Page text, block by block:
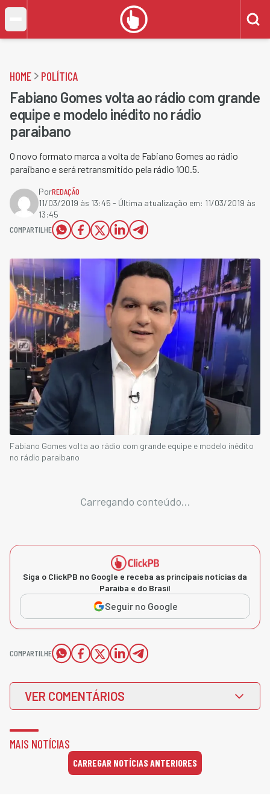
HOME POLÍTICA
Fabiano Gomes volta ao rádio com grande
equipe e modelo inédito no rádio
paraibano
O novo formato marca a volta de Fabiano Gomes ao rádio
paraibano e será retransmitido pela rádio 100.5.
PorREDAÇÃO
11/03/2019 às 13:45 - Última atualização em: 11/03/2019 às
13:45
COMPARTILHE
Fabiano Gomes volta ao rádio com grande equipe e modelo inédito
no rádio paraibano
Carregando conteúdo...
Siga o ClickPB no Google e receba as principais notícias da
Paraíba e do Brasil
Seguir no Google
COMPARTILHE
VER COMENTÁRIOS
MAIS NOTÍCIAS
CARREGAR NOTÍCIAS ANTERIORES